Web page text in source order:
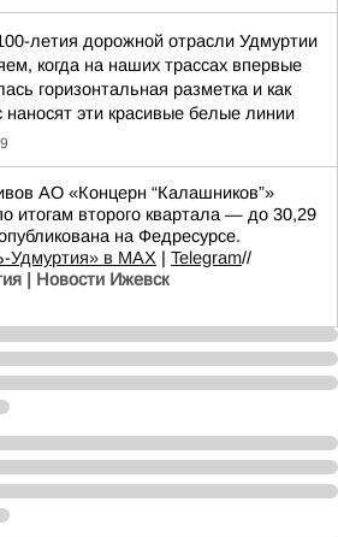
летия дорожной отрасли Удмуртии
когда на наших трассах впервые
горизонтальная разметка и как
наносят эти красивые белые линии
АО «Концерн “Калашников”»
итогам второго квартала — до 30,29
на Федресурсе.
Удмуртия» в MAX | Telegram//
| Новости Ижевск